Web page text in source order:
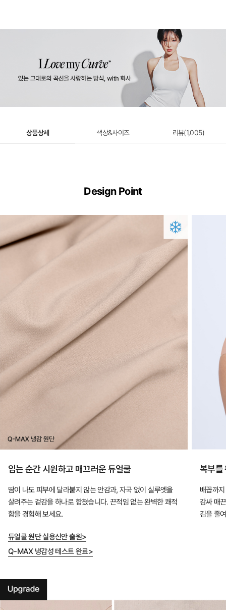
상품상세 색상&사이즈 리뷰(1,005)
Design Point
입는 순간 시원하고 매끄러운 듀얼쿨
땀이 나도 피부에 달라붙지 않는 안감과, 자국 없이 실루엣을
살려주는 겉감을 하나로 합쳤습니다. 끈적임 없는 완벽한 쾌적
함을 경험해 보세요.
듀얼쿨 원단 실용신안 출원>
Q-MAX 냉감성 테스트 완료>
복부를
배꼽까
감싸 매
김을 줄